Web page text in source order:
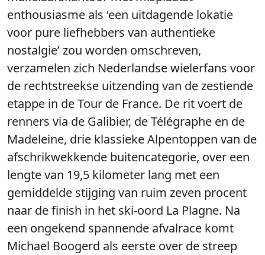
enthousiasme als ‘een uitdagende lokatie
voor pure liefhebbers van authentieke
nostalgie’ zou worden omschreven,
verzamelen zich Nederlandse wielerfans voor
de rechtstreekse uitzending van de zestiende
etappe in de Tour de France. De rit voert de
renners via de Galibier, de Télégraphe en de
Madeleine, drie klassieke Alpentoppen van de
afschrikwekkende buitencategorie, over een
lengte van 19,5 kilometer lang met een
gemiddelde stijging van ruim zeven procent
naar de finish in het ski-oord La Plagne. Na
een ongekend spannende afvalrace komt
Michael Boogerd als eerste over de streep